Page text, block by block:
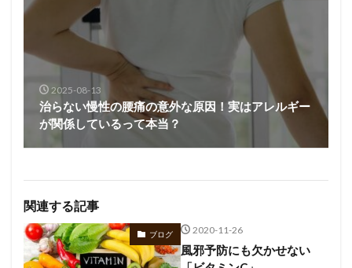
2025-08-13
治らない慢性の腰痛の意外な原因！実はアレルギー
が関係しているって本当？
関連する記事
ブログ 2020-11-26
風邪予防にも欠かせない